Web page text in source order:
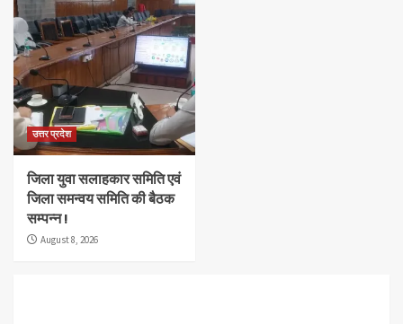
उत्तर प्रदेश
जिला युवा सलाहकार समिति एवं
जिला समन्वय समिति की बैठक
सम्पन्न !
August 8, 2026